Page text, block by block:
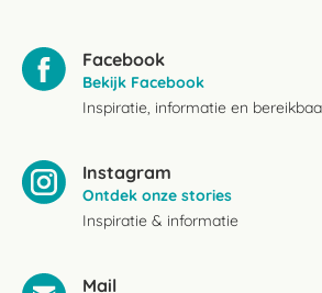
Facebook
Bekijk Facebook
Inspiratie, informatie en
Instagram
Ontdek onze stories
Inspiratie & informatie
Mail